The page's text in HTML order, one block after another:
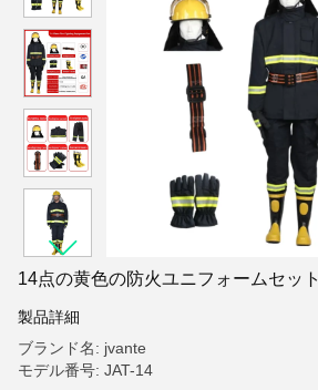
14点の黄色の防火ユニフォームセット
製品詳細
ブランド名: jvante
モデル番号: JAT-14